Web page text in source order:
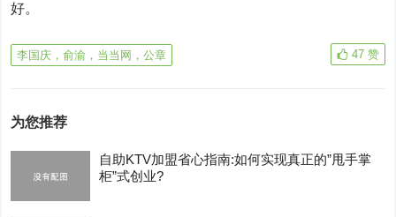
好。
李国庆，俞渝，当当网，公章 47 赞
为您推荐
自助KTV加盟省心指南:如何实现真正的”甩手掌
柜”式创业?